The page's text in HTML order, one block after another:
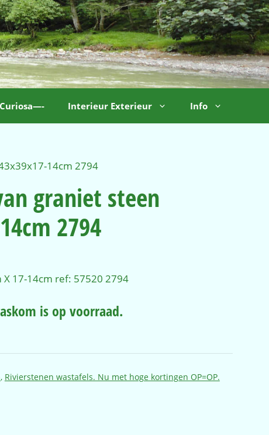
Curiosa—- Interieur Exterieur Info
14cm 2794
graniet steen
2794
X 17-14cm ref: 57520 2794
is op voorraad.
, Rivierstenen wastafels. Nu met hoge kortingen OP=OP.